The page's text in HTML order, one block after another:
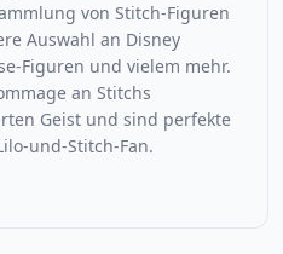
von Stitch-Figuren
Auswahl an Disney
Figuren und vielem mehr.
an Stitchs
Geist und sind perfekte
und-Stitch-Fan.